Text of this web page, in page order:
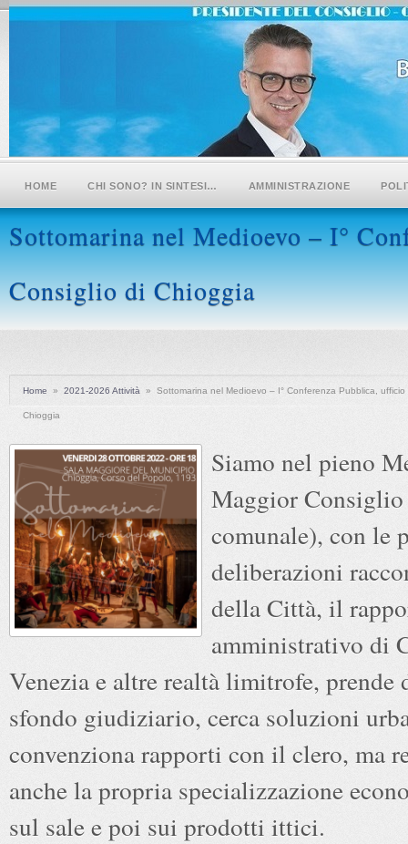
HOME CHI SONO? IN SINTESI… AMMINISTRAZIONE
Sottomarina nel Medioevo – I°
Consiglio di Chioggia
Home » 2021-2026 Attività » Sottomarina nel Medioevo – I° Conferenza Pubblica,
Chioggia
Siamo nel pieno
Maggior
comunale), con le
deliberazioni
della Città, il
amministrativo di
Venezia e altre realtà limitrofe, prende
sfondo giudiziario, cerca soluzioni
convenziona rapporti con il clero, ma
anche la propria specializzazione
sul sale e poi sui prodotti ittici.